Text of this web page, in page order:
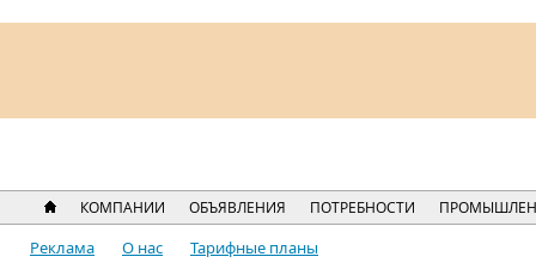
КОМПАНИИ ОБЪЯВЛЕНИЯ ПОТРЕБНОСТИ
Реклама О нас Тарифные планы